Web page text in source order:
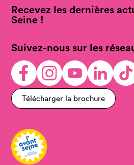
Recevez les dernières
Seine !
Suivez-nous sur les
Télécharger la brochure